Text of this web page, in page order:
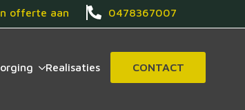
offerte aan 0478367007
Realisaties CONTACT